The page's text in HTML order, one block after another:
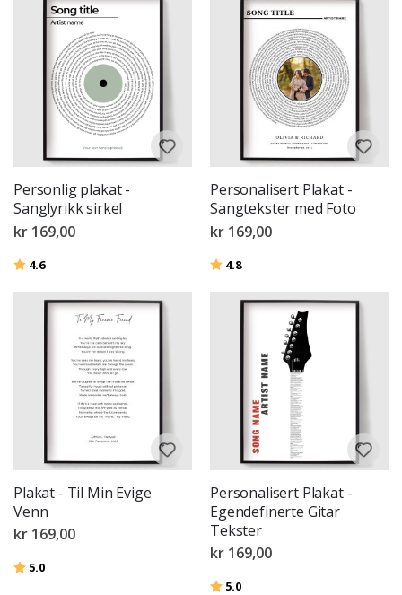
Personlig plakat -
Sanglyrikk sirkel
kr 169,00
Karakter:
4.6av 5 mulige
Personalisert Plakat -
Sangtekster med Foto
kr 169,00
Karakter:
4.8av 5 mulige
Plakat - Til Min Evige
Venn
kr 169,00
Karakter:
5.0
Personalisert Plakat -
Egendefinerte Gitar
Tekster
kr 169,00
Karakter:
5.0